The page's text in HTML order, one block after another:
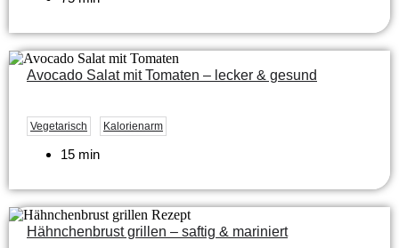
Avocado Salat mit Tomaten – lecker & gesund
Vegetarisch Kalorienarm
15 min
Hähnchenbrust grillen – saftig & mariniert